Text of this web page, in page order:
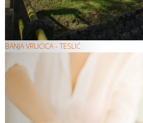
BANJA VRUĆICA - TESLIĆ